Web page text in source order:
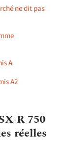
ne dit pas
A
A2
R 750
réelles